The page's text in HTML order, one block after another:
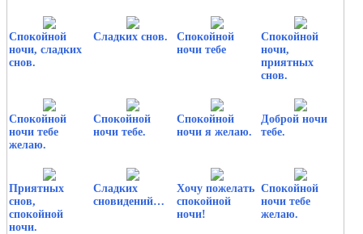
Спокойной
ночи, сладких
снов.
Сладких снов.
Спокойной
ночи тебе
Спокойной
ночи,
приятных
снов.
Спокойной
ночи тебе
желаю.
Спокойной
ночи тебе.
Спокойной
ночи я желаю.
Доброй ночи
тебе.
Приятных
снов,
спокойной
ночи.
Сладких
сновидений…
Хочу пожелать
спокойной
ночи!
Спокойной
ночи тебе
желаю.